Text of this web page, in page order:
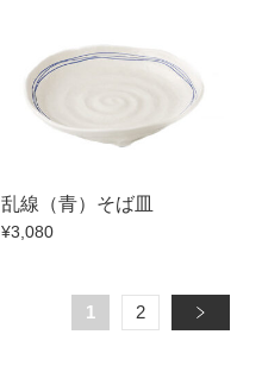
乱線（青）そば皿
¥3,080
1 2